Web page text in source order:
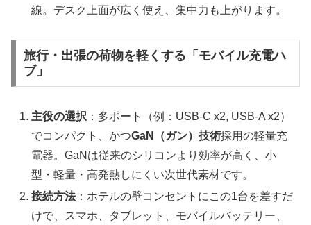
線。デスク上面が広く使え、集中力も上がります。
旅行・出張の荷物を軽くする「モバイル充電ハ
ブ」
主役の選択 ：多ポート（例：USB-C x2, USB-A x2）
でコンパクト、かつGaN（ガン）技術採用の軽量充
電器。GaNは従来のシリコンより効率が高く、小
型・軽量・高発熱しにくい次世代素材です。
接続方法：ホテルの壁コンセントにこの1台を差すだ
けで、スマホ、タブレット、モバイルバッテリー、